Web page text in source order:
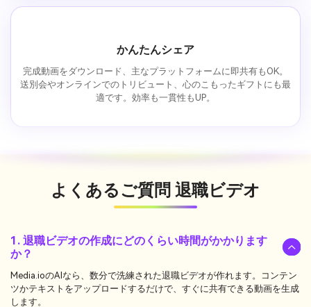
かんたんシェア
完成動画をダウンロード、主なプラットフォームに即共有もOK。
送別会やオンラインでのトリビュート、心のこもったギフトにも最
適です。効率も一貫性もUP。
よくあるご質問 退職ビデオ
1. 退職ビデオの作成にどのくらい時間がかかります
か？
Media.ioのAIなら、数分で洗練された退職ビデオが作れます。コンテン
ツかテキストをアップロードするだけで、すぐに共有できる動画を生成
します。